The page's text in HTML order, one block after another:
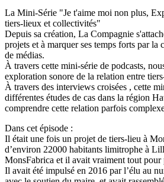
La Mini-Série "Je t'aime moi non plus,
tiers-lieux et collectivités"
Depuis sa création, La Compagnie
projets et à marquer ses temps forts par la
de médias.
À travers cette mini-série de podcasts,
exploration sonore de la relation entre
À travers des interviews croisées , cette
différentes études de cas dans la région
comprendre cette relation parfois
Dans cet épisode :
Il était une fois un projet de tiers-lieu à
d’environ 22000 habitants limitrophe à
MonsFabrica et il avait vraiment tout pour
Il avait été impulsé en 2016 par l’élu au